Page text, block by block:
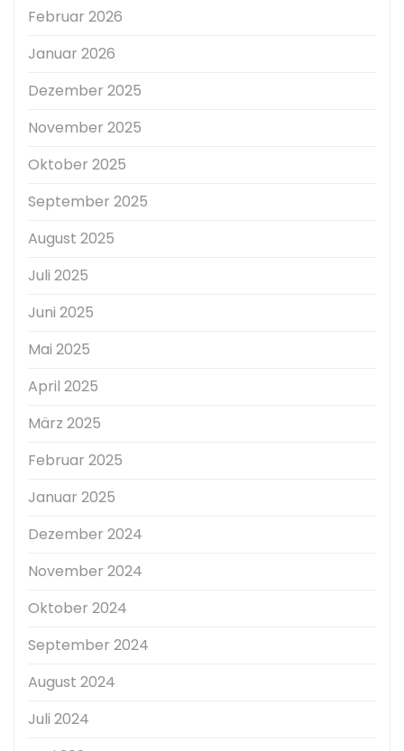
Februar 2026
Januar 2026
Dezember 2025
November 2025
Oktober 2025
September 2025
August 2025
Juli 2025
Juni 2025
Mai 2025
April 2025
März 2025
Februar 2025
Januar 2025
Dezember 2024
November 2024
Oktober 2024
September 2024
August 2024
Juli 2024